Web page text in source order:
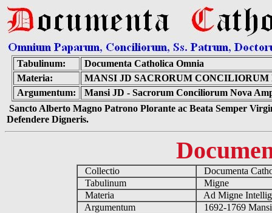
Tabulinum:
Documenta Catholica Omnia
Materia:
MANSI JD SACRORUM
Argumentum:
Mansi JD - Sacrorum Conciliorum Nova
Sancto Alberto Magno Patrono Plorante ac Beata Semper
Defendere Digneris.
Collectio
Documenta
Tabulinum
Migne
Materia
Ad Migne
Argumentum
1692-1769